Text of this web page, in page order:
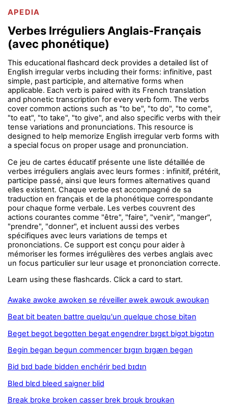
APEDIA
Verbes Irréguliers Anglais-Français
(avec phonétique)
This educational flashcard deck provides a detailed list of
English irregular verbs including their forms: infinitive, past
simple, past participle, and alternative forms when
applicable. Each verb is paired with its French translation
and phonetic transcription for every verb form. The verbs
cover common actions such as "to be", "to do", "to come",
"to eat", "to take", "to give", and also specific verbs with their
tense variations and pronunciations. This resource is
designed to help memorize English irregular verb forms with
a special focus on proper usage and pronunciation.
Ce jeu de cartes éducatif présente une liste détaillée de
verbes irréguliers anglais avec leurs formes : infinitif, prétérit,
participe passé, ainsi que leurs formes alternatives quand
elles existent. Chaque verbe est accompagné de sa
traduction en français et de la phonétique correspondante
pour chaque forme verbale. Les verbes couvrent des
actions courantes comme "être", "faire", "venir", "manger",
"prendre", "donner", et incluent aussi des verbes
spécifiques avec leurs variations de temps et
prononciations. Ce support est conçu pour aider à
mémoriser les formes irrégulières des verbes anglais avec
un focus particulier sur leur usage et prononciation correcte.
Learn using these flashcards. Click a card to start.
Awake awoke awoken se réveiller əwek əwoʊk əwoʊkən
Beat bit beaten battre quelqu'un quelque chose bitən
Beget begot begotten begat engendrer bɪgɛt bigɔt bigɔtɪn
Begin began begun commencer bɪgɪn bɪgæn begən
Bid bɪd bade bidden enchérir bed bɪdɪn
Bled blɛd bleed saigner blid
Break broke broken casser brek broʊk broʊkən